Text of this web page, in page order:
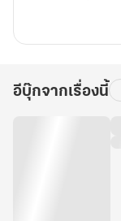
"คิดว่าทำเช่นนี้แล้วข้
ไป๋อวี้หลัวหอบหายใจ
"ข้าไม่มีวันปล่อยเจ้าไ
อีบุ๊กจากเรื่องนี้